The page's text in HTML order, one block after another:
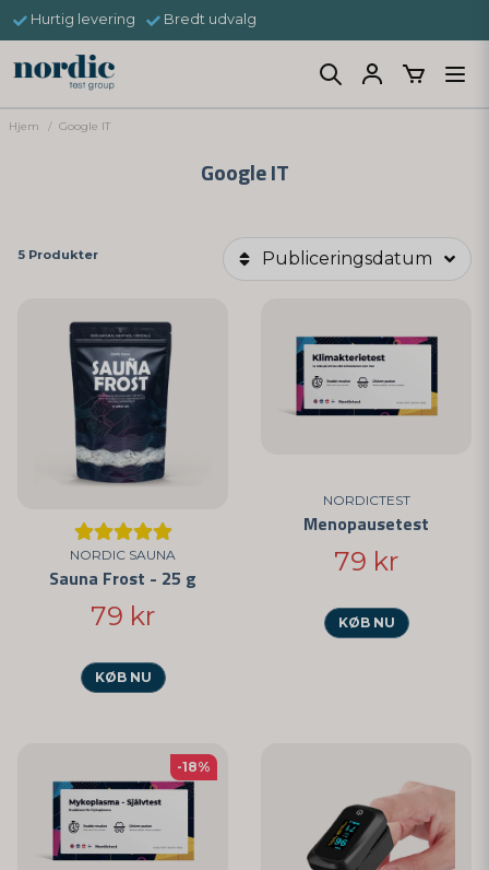
Hurtig levering Bredt udvalg
Hjem Google IT
Google IT
5 Produkter Publiceringsdatum
NORDIC SAUNA
Sauna Frost - 25 g
79 kr
KØB NU
NORDICTEST
Menopausetest
79 kr
KØB NU
-18%